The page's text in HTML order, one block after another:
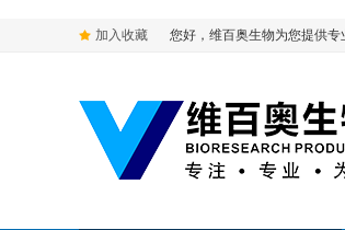
加入收藏 您好，维百奥生物为您提供专